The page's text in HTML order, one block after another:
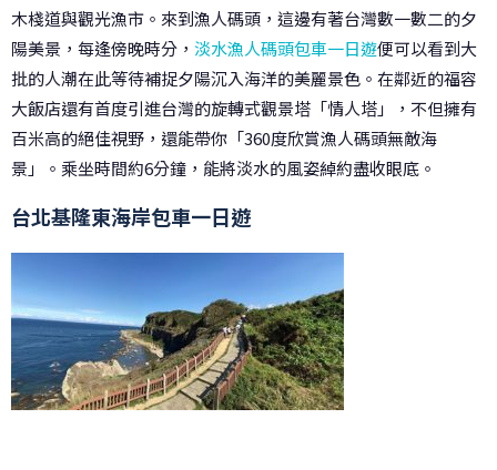
木棧道與觀光漁市。來到漁人碼頭，這邊有著台灣數一數二的夕
陽美景，每逢傍晚時分， 淡水漁人碼頭包車一日遊便可以看到大
批的人潮在此等待補捉夕陽沉入海洋的美麗景色。在鄰近的福容
大飯店還有首度引進台灣的旋轉式觀景塔「情人塔」，不但擁有
百米高的絕佳視野，還能帶你「360度欣賞漁人碼頭無敵海
景」。乘坐時間約6分鐘，能將淡水的風姿綽約盡收眼底。
台北基隆東海岸包車一日遊